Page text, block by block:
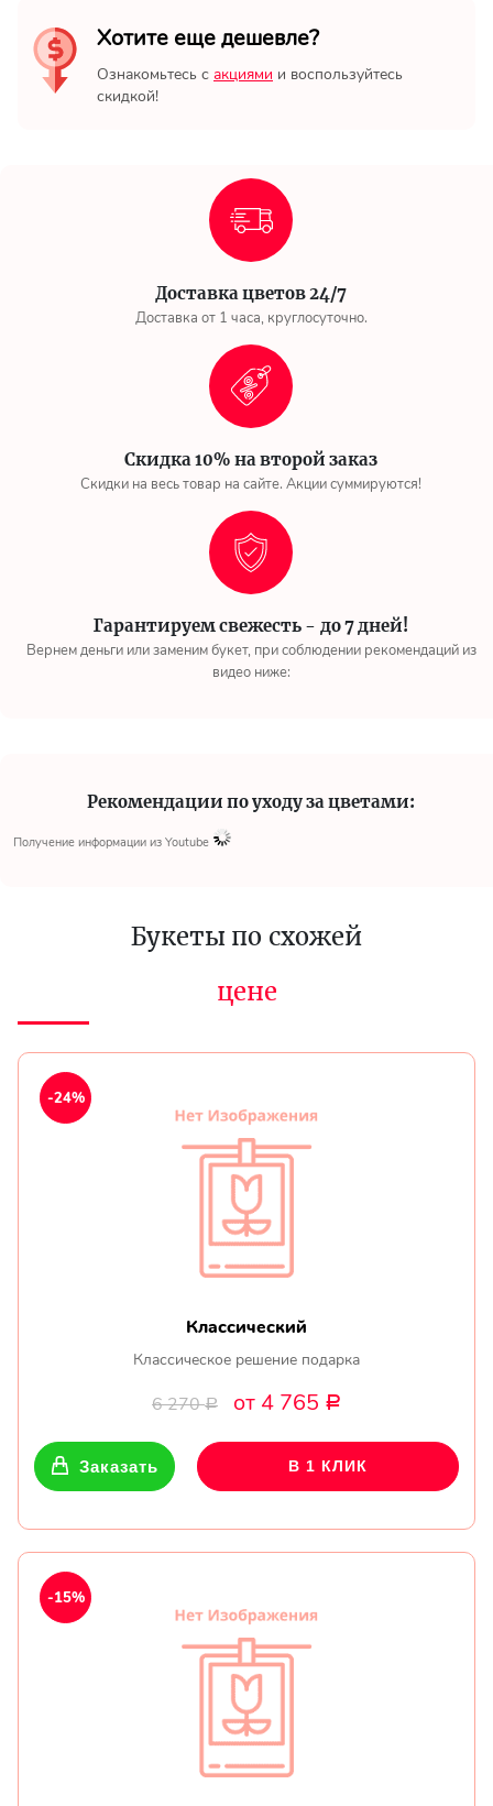
Хотите еще дешевле?
Ознакомьтесь с акциями и воспользуйтесь
скидкой!
Доставка цветов 24/7
Доставка от 1 часа, круглосуточно.
Скидка 10% на второй заказ
Скидки на весь товар на сайте. Акции суммируются!
Гарантируем свежесть - до 7 дней!
Вернем деньги или заменим букет, при соблюдении рекомендаций из
видео ниже:
Рекомендации по уходу за цветами:
Получение информации из Youtube
Букеты по схожей
цене
Классический
Классическое решение подарка
6 270Р от 4 765 Р
-24%
Заказать В 1 КЛИК
-15%